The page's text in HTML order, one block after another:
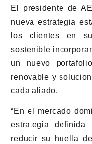
El presidente de
nueva estrategia
los clientes en
sostenible
un nuevo
renovable y
cada aliado.
“En el mercado
estrategia
reducir su huella